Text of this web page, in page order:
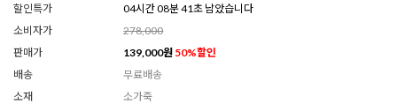
할인특가
04시간 08분 37초 남았습니다
소비자가
278,000
판매가
139,000원 50%할인
배송
무료배송
소재
소가죽